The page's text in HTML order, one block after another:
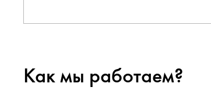
Как мы работаем?